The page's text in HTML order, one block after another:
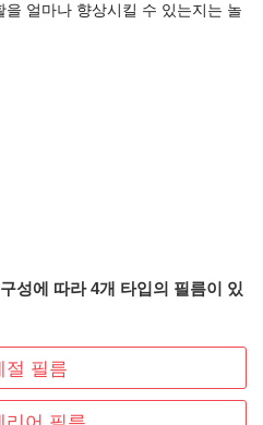
얼마나 향상시킬 수 있는지는 놀
성에 따라 4개 타입의 필름이 있
절 필름